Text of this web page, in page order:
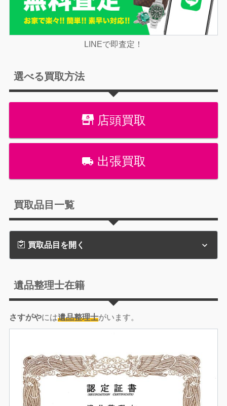
LINEで即査定！
選べる買取方法
店頭買取
出張買取
買取品目一覧
買取品目を開く
遺品整理士在籍
さすがやには遺品整理士がいます。